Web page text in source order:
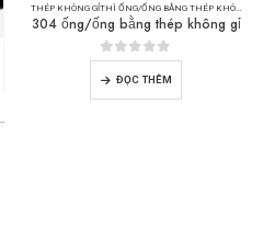
THÉP KHÔNG GỈTHÌ ỐNG/ỐNG BẰNG THÉP KHÔNG GỈ
304 ống/ống bằng thép không gỉ
0trong số 5
ĐỌC THÊM